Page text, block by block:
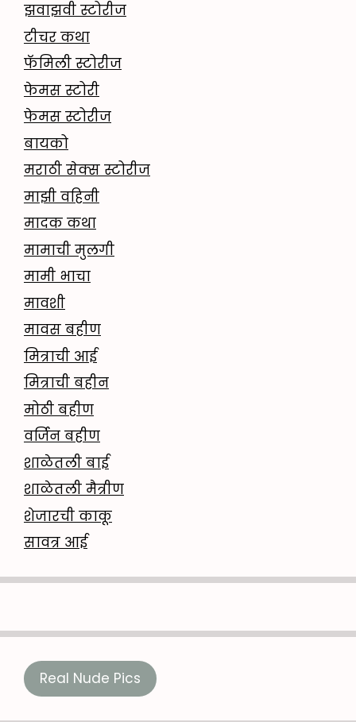
झवाझवी स्टोरीज
टीचर कथा
फॅमिली स्टोरीज
फेमस स्टोरी
फेमस स्टोरीज
बायको
मराठी सेक्स स्टोरीज
माझी वहिनी
मादक कथा
मामाची मुलगी
मामी भाचा
मावशी
मावस बहीण
मित्राची आई
मित्राची बहीन
मोठी बहीण
वर्जिन बहीण
शाळेतली बाई
शाळेतली मैत्रीण
शेजारची काकू
सावत्र आई
Real Nude Pics